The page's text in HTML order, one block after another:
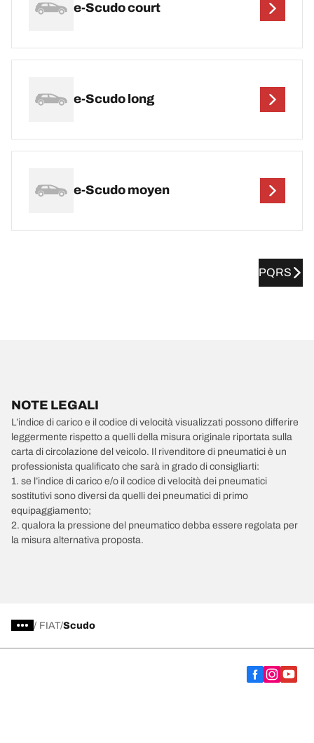
e-Scudo court
e-Scudo long
e-Scudo moyen
PQRS
NOTE LEGALI
L’indice di carico e il codice di velocità visualizzati possono differire
leggermente rispetto a quelli della misura originale riportata sulla
carta di circolazione del veicolo. Il rivenditore di pneumatici è un
professionista qualificato che sarà in grado di consigliarti:
1. se l’indice di carico e/o il codice di velocità dei pneumatici
sostitutivi sono diversi da quelli dei pneumatici di primo
equipaggiamento;
2. qualora la pressione del pneumatico debba essere regolata per
la misura alternativa proposta.
/ FIAT Scudo